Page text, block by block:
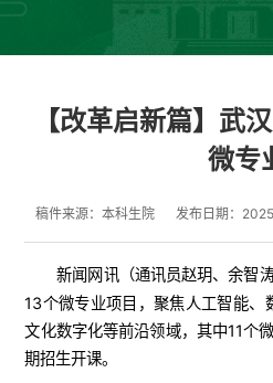
【改革启新篇】武
微专
稿件来源：本科生院 发布日期：
新闻网讯（通讯员赵玥、余智
13个微专业项目，聚焦人工智能、
文化数字化等前沿领域，其中11个
期招生开课。